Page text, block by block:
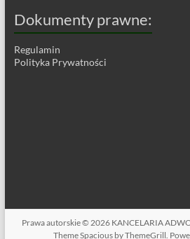
Dokumenty prawne:
Regulamin
Polityka Prywatności
Prawa autorskie © 2026 KANCELARIA
ThemeSpacious by ThemeGrill.